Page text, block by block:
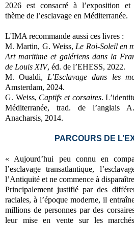
2026 est consacré à l’exposition et
thème de l’esclavage en Méditerranée.
L'IMA recommande aussi ces livres :
M. Martin, G. Weiss, Le Roi-Soleil en
Art maritime et galériens dans la
de Louis XIV, éd. de l’EHESS, 2022.
M. Oualdi, L’Esclavage dans les
Amsterdam, 2024.
G. Weiss, Captifs et corsaires.
Méditerranée, trad. de l’anglais
Anacharsis, 2014.
PARCOURS DE
« Aujourd’hui peu connu en
l’esclavage transatlantique,
l’Antiquité et ne commence à
Principalement justifié par des
raciales, à l’époque moderne, il
millions de personnes par des
leur mise en vente sur les